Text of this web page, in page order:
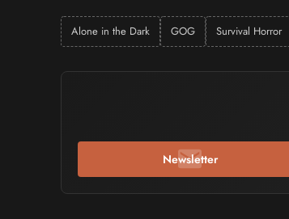
Alone in the Dark GOG Survival Horror
Newsletter